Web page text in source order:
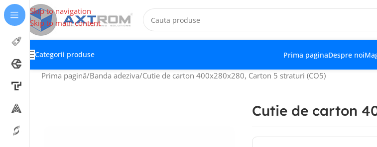
Skip to navigation
Skip to main content
Categorii produse Prima paginaDespre noi
Prima pagină Banda adeziva Cutie de carton 400x280x280, Carton 5 straturi (CO5)
Cutie de carton